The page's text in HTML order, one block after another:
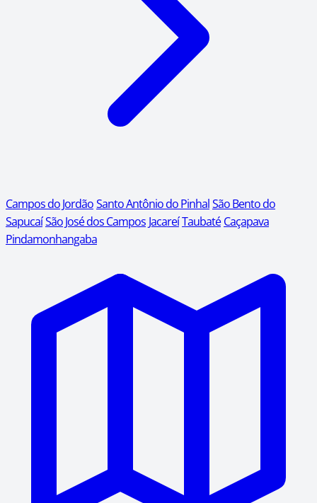
Campos do JordãoSanto Antônio do PinhalSão Bento do
SapucaíSão José dos Campos JacareíTaubaté Caçapava
Pindamonhangaba